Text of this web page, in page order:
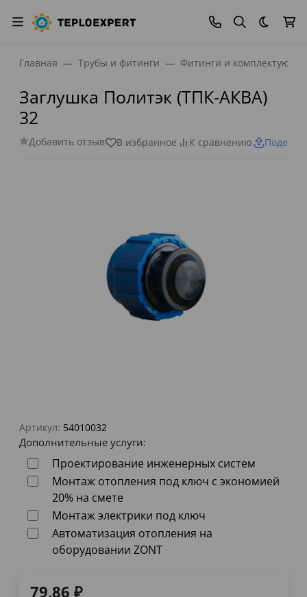
Темная
Главная Трубы и фитинги Фитинги и
Заглушка Политэк (ТПК-АКВА)
32
Добавить отзыв В избранное К сравнению
Артикул: 54010032
Дополнительные услуги:
Проектирование инженерных систем
Монтаж отопления под ключ с экономией
20% на смете
Монтаж электрики под ключ
Автоматизация отопления на
оборудовании ZONT
79,86 ₽